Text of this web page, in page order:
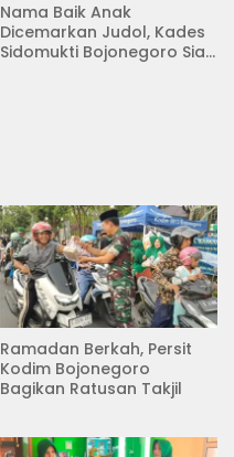
Nama Baik Anak
Dicemarkan Judol, Kades
Sidomukti Bojonegoro Siap
Ramadan Berkah, Persit
Kodim Bojonegoro
Bagikan Ratusan Takjil